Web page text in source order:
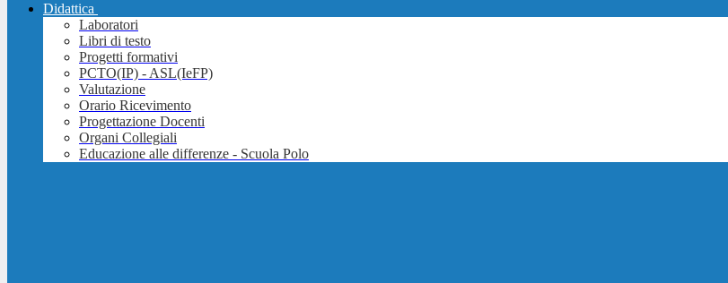
Didattica
Laboratori
Libri di testo
Progetti formativi
PCTO(IP) - ASL(IeFP)
Valutazione
Orario Ricevimento
Progettazione Docenti
Organi Collegiali
Educazione alle differenze - Scuola Polo